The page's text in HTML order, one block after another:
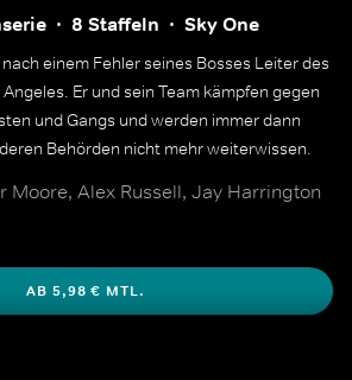
8 Staffeln Sky One
einem Fehler seines Bosses Leiter des
Angeles. Er und sein Team kämpfen gegen
und Gangs und werden immer dann
Behörden nicht mehr weiterwissen.
Moore, Alex Russell, Jay Harrington
AB 5,98 € MTL.